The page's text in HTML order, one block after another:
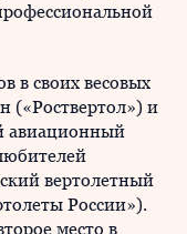
в своих весовых
(«Роствертол») и
авиационный
вертолетный
России»).
место в